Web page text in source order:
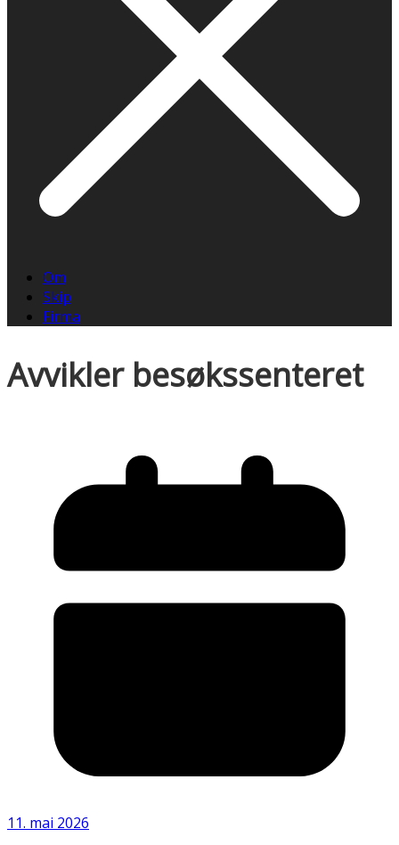
Om
Skip
Firma
Avvikler besøkssenteret
11. mai 2026